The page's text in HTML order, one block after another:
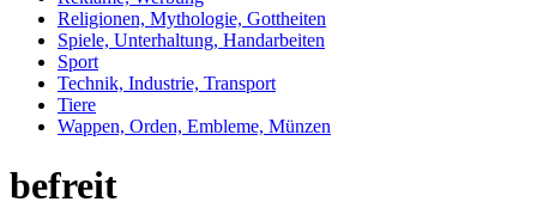
Religionen, Mythologie, Gottheiten
Spiele, Unterhaltung, Handarbeiten
Sport
Technik, Industrie, Transport
Tiere
Wappen, Orden, Embleme, Münzen
befreit